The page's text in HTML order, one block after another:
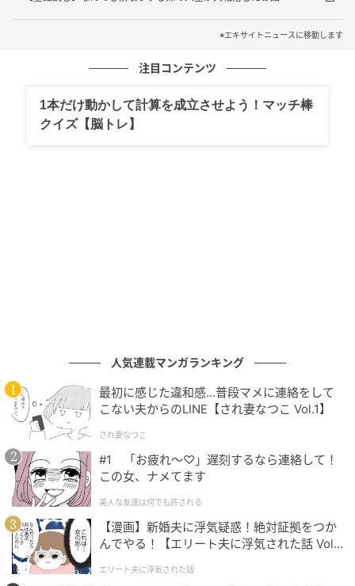
エキサイトニュース
※エキサイトニュースに移動します
注目コンテンツ
1本だけ動かして計算を成立させよう！マッチ棒
クイズ【脳トレ】
人気連載マンガランキング
最初に感じた違和感…普段マメに連絡をして
こない夫からのLINE【され妻なつこ Vol.1】
され妻なつこ
#1 「お疲れ〜♡」遅刻するなら連絡して！
この女、ナメてます
美人な友達は何でも許される
【漫画】新婚夫に浮気疑惑！絶対証拠をつか
んでやる！【エリート夫に浮気された話 Vol.
エリート夫に浮気された話